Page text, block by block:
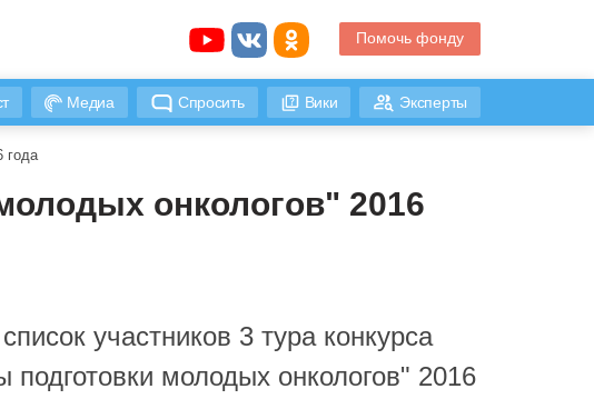
Помочь фонду
Медиа Спросить Вики Эксперты
года
онкологов" 2016
участников 3 тура конкурса
молодых онкологов" 2016